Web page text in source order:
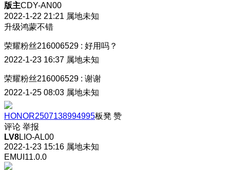
版主CDY-AN00
2022-1-22 21:21 属地未知
升级鸿蒙不错
荣耀粉丝216006529 : 好用吗？
2022-1-23 16:37 属地未知
荣耀粉丝216006529 : 谢谢
2022-1-25 08:03 属地未知
HONOR2507138994995板凳 赞
评论 举报
LV8LIO-AL00
2022-1-23 15:16 属地未知
EMUI11.0.0